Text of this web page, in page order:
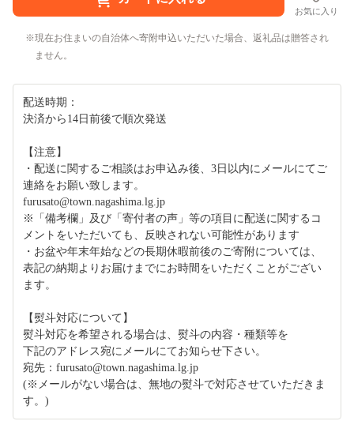
お気に入り
現在お住まいの自治体へ寄附申込いただいた場合、返礼品は贈答され
ません。
配送時期：
決済から14日前後で順次発送
【注意】
・配送に関するご相談はお申込み後、3日以内にメールにてご
連絡をお願い致します。
furusato@town.nagashima.lg.jp
※「備考欄」及び「寄付者の声」等の項目に配送に関するコ
メントをいただいても、反映されない可能性があります
・お盆や年末年始などの長期休暇前後のご寄附については、
表記の納期よりお届けまでにお時間をいただくことがござい
ます。
【熨斗対応について】
熨斗対応を希望される場合は、熨斗の内容・種類等を
下記のアドレス宛にメールにてお知らせ下さい。
宛先：furusato@town.nagashima.lg.jp
(※メールがない場合は、無地の熨斗で対応させていただきま
す。)